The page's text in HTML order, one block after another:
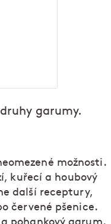
garumy.
možnosti.
kuřecí a houbový
další receptury,
červené pšenice.